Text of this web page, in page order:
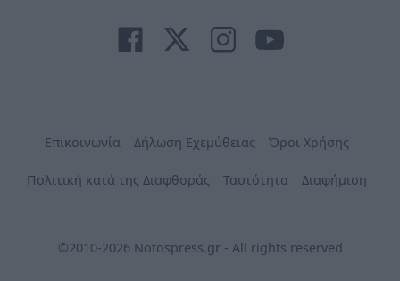
Επικοινωνία Δήλωση Εχεμύθειας Όροι Χρήσης
Πολιτική κατά της Διαφθοράς Ταυτότητα Διαφήμιση
©2010-2026 Notospress.gr - All rights reserved